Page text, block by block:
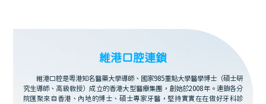
維港口腔連鎖
維港口腔是粵港知名醫藥大學導師、國家985重點大學醫學博士（碩士研
究生導師、高級教授）成立的香港大型醫療集團，創始於2008年。連鎖各分
院匯聚來自香港、內地的博士、碩士專家牙醫，堅持實實在在做好牙科診